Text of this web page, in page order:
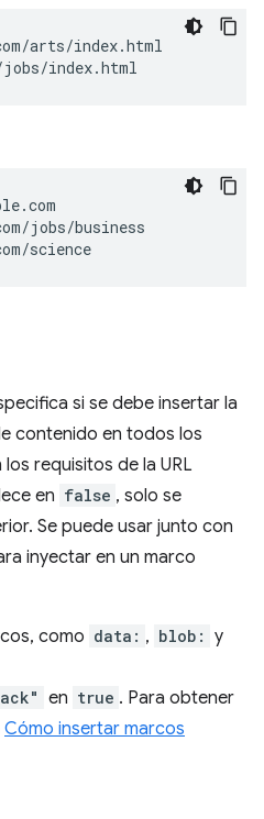
arts/index.html
index.html
jobs/business
science
si se debe insertar la
contenido en todos los
requisitos de la URL
en false , solo se
Se puede usar junto con
inyectar en un marco
como data: , blob: y
en true . Para obtener
Cómo insertar marcos